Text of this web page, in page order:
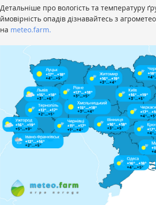
Детальніше про вологість та температуру
ймовірність опадів дізнавайтесь з
на meteo.farm.